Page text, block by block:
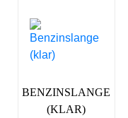
BENZINSLANGE
(KLAR)